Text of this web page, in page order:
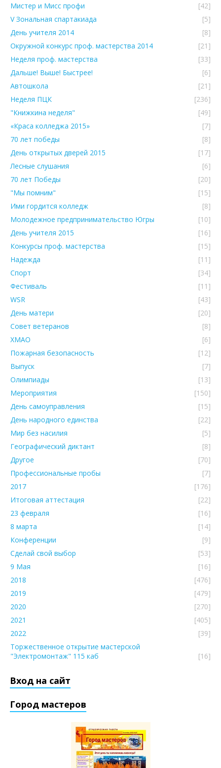
Мистер и Мисс профи
[42]
V Зональная спартакиада
[5]
День учителя 2014
[8]
Окружной конкурс проф. мастерства 2014
[21]
Неделя проф. мастерства
[33]
Дальше! Выше! Быстрее!
[6]
Автошкола
[21]
Неделя ПЦК
[236]
"Книжкина неделя"
[49]
«Краса колледжа 2015»
[7]
70 лет победы
[8]
День открытых дверей 2015
[17]
Лесные слушания
[6]
70 лет Победы
[20]
"Мы помним"
[15]
Ими гордится колледж
[8]
Молодежное предпринимательство Югры
[10]
День учителя 2015
[16]
Конкурсы проф. мастерства
[15]
Надежда
[11]
Спорт
[34]
Фестиваль
[11]
WSR
[43]
День матери
[20]
Совет ветеранов
[8]
ХМАО
[6]
Пожарная безопасность
[12]
Выпуск
[7]
Олимпиады
[13]
Мероприятия
[150]
День самоуправления
[15]
День народного единства
[22]
Мир без насилия
[5]
Географический диктант
[8]
Другое
[70]
Профессиональные пробы
[7]
2017
[176]
Итоговая аттестация
[22]
23 февраля
[16]
8 марта
[14]
Конференции
[9]
Сделай свой выбор
[53]
9 Мая
[16]
2018
[476]
2019
[479]
2020
[270]
2021
[405]
2022
[39]
Торжественное открытие мастерской
"Электромонтаж" 115 каб
[16]
Вход на сайт
Город мастеров